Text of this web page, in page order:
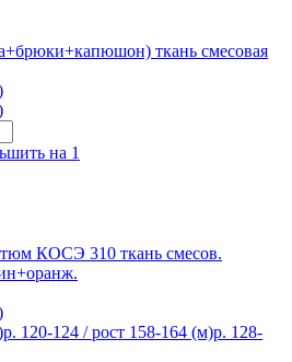
ткань смесовая
КОСЭ 310 ткань смесов.
р. 120-124 / рост 158-164 (м)р. 128-